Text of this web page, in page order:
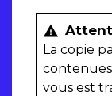
warning
La copie
vous est